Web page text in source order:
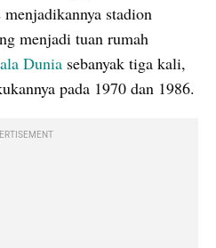
stadion
menjadi tuan rumah
Dunia sebanyak tiga kali,
pada 1970 dan 1986.